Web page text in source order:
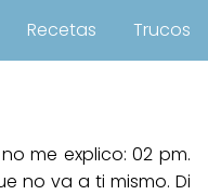
Recetas Trucos
me explico: 02 pm.
no va a ti mismo. Di